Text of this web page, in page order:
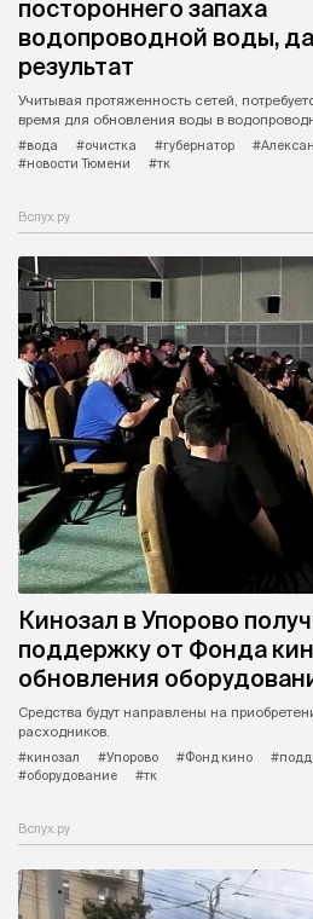
постороннего запаха
водопроводной воды,
результат
Учитывая протяженность сетей,
время для обновления воды в
#вода
#очистка #губернатор
#новости Тюмени
#тк
Вслух.ру
Кинозал в Упорово
поддержку от Фонда
обновления
Средства будут направлены на
расходников.
#кинозал
#Упорово #Фонд кино
#оборудование
#тк
Вслух.ру